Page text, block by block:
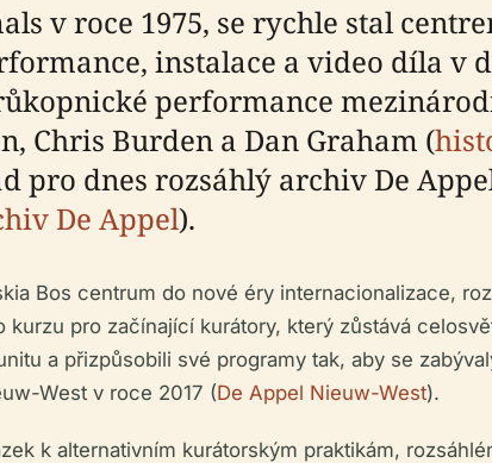
v roce 1975, se rychle stal
instalace a video díla v
performance
Chris Burden a Dan Graham (
pro dnes rozsáhlý archiv De
De Appel).
Bos centrum do nové éry internacionalizace,
kurzu pro začínající kurátory, který zůstává
a přizpůsobili své programy tak, aby se
West v roce 2017 (De Appel Nieuw-West).
k alternativním kurátorským praktikám,